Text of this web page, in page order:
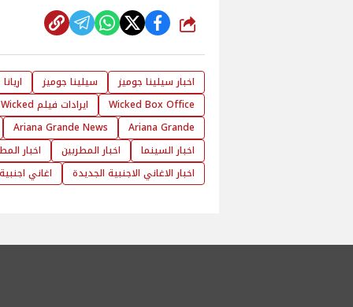
شارك
اخبار سيلينا جوميز سيلينا جوميز
Wicked Box Office
ايرادات فيلم Wicked
Ariana Grande
Ariana Grande News
اخبار السينما
اخبار المطربين
اخبار
اخبار الاغاني الاجنبية الجديدة
اغاني